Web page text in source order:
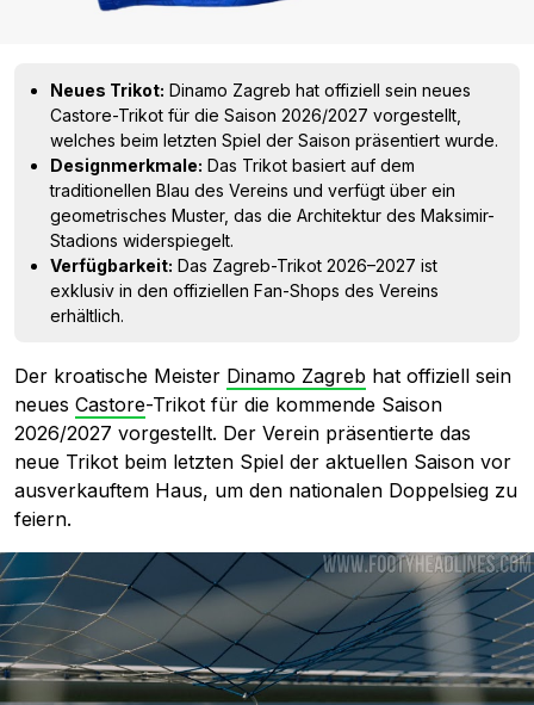
Neues Trikot: Dinamo Zagreb hat offiziell sein neues
Castore-Trikot für die Saison 2026/2027 vorgestellt,
welches beim letzten Spiel der Saison präsentiert wurde.
Designmerkmale: Das Trikot basiert auf dem
traditionellen Blau des Vereins und verfügt über ein
geometrisches Muster, das die Architektur des Maksimir-
Stadions widerspiegelt.
Verfügbarkeit: Das Zagreb-Trikot 2026–2027 ist
exklusiv in den offiziellen Fan-Shops des Vereins
erhältlich.
Der kroatische Meister Dinamo Zagreb hat offiziell sein
neues Castore-Trikot für die kommende Saison
2026/2027 vorgestellt. Der Verein präsentierte das
neue Trikot beim letzten Spiel der aktuellen Saison vor
ausverkauftem Haus, um den nationalen Doppelsieg zu
feiern.